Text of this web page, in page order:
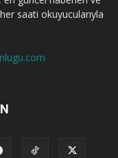
saati okuyucularıyla